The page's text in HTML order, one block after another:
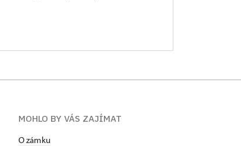
MOHLO BY VÁS ZAJÍMAT
O zámku